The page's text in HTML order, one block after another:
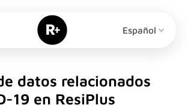
Español
datos relacionados
19 en ResiPlus